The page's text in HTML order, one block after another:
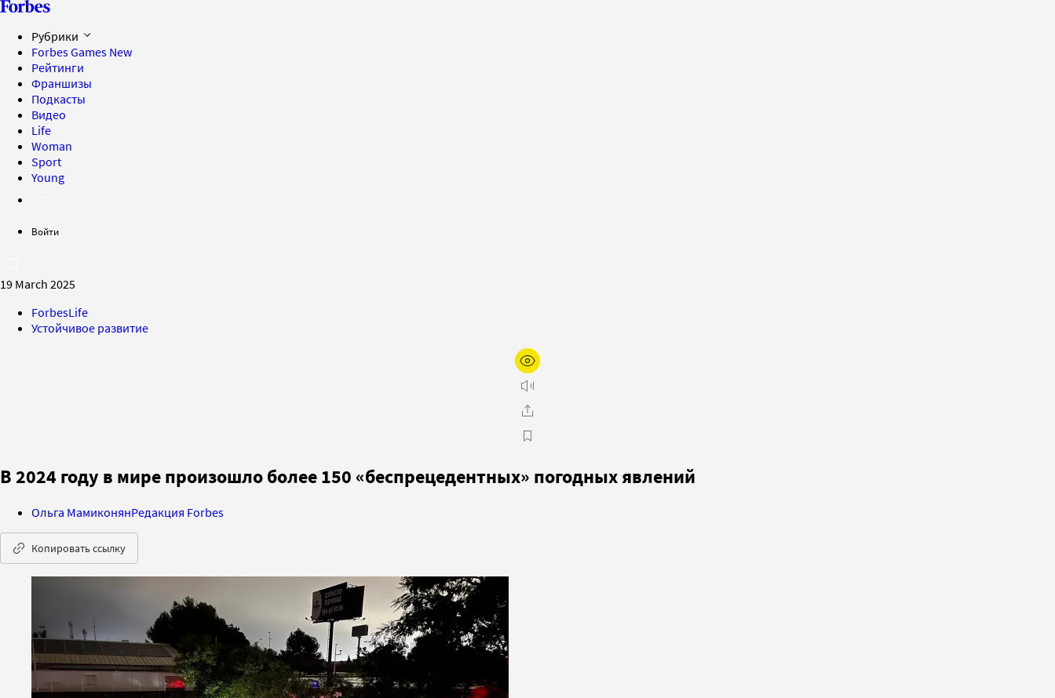
Рубрики
Forbes Games New
Рейтинги
Франшизы
Подкасты
Видео
Life
Woman
Sport
Young
Войти
19 March 2025
ForbesLife
Устойчивое развитие
В 2024 году в мире произошло более 150 «беспрецедентных» погодных явлений
Ольга МамиконянРедакция Forbes
Копировать ссылку